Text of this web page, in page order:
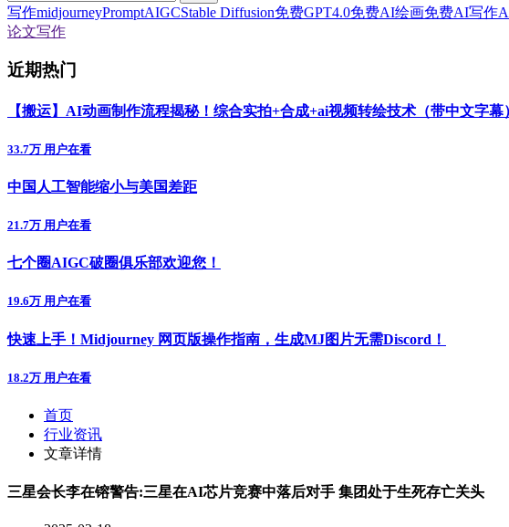
写作midjourneyPromptAIGCStable Diffusion免费GPT4.0免费AI绘画免费AI写作
论文写作
近期热门
【搬运】AI动画制作流程揭秘！综合实拍+合成+ai视频转绘技术（带中文字幕
33.7万 用户在看
中国人工智能缩小与美国差距
21.7万 用户在看
七个圈AIGC破圈俱乐部欢迎您！
19.6万 用户在看
快速上手！Midjourney 网页版操作指南，生成MJ图片无需Discord！
18.2万 用户在看
首页
行业资讯
文章详情
三星会长李在镕警告:三星在AI芯片竞赛中落后对手 集团处于生死存亡关头